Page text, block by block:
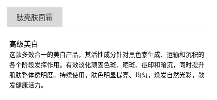
肽亮肤面霜
高级美白
这款多效合一的美白产品，其活性成分针对黑色素生成、运输和沉积的
各个阶段发挥作用。有效淡化顽固色斑、晒斑、痘印和暗沉，同时提升
肌肤整体透明度。持续使用，肤色明显提亮、均匀，焕发自然光彩，散
发健康活力。